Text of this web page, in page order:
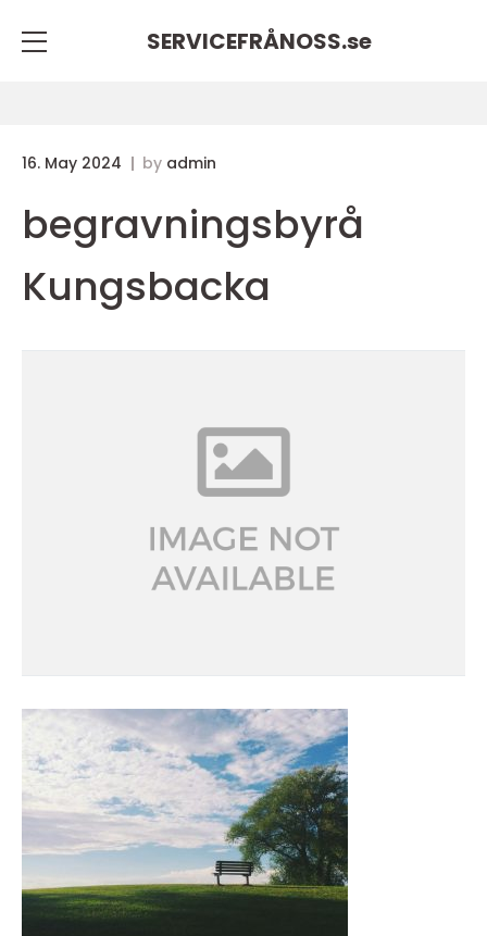
SERVICEFRÅNOSS.se
16. May 2024 by admin
begravningsbyrå
Kungsbacka